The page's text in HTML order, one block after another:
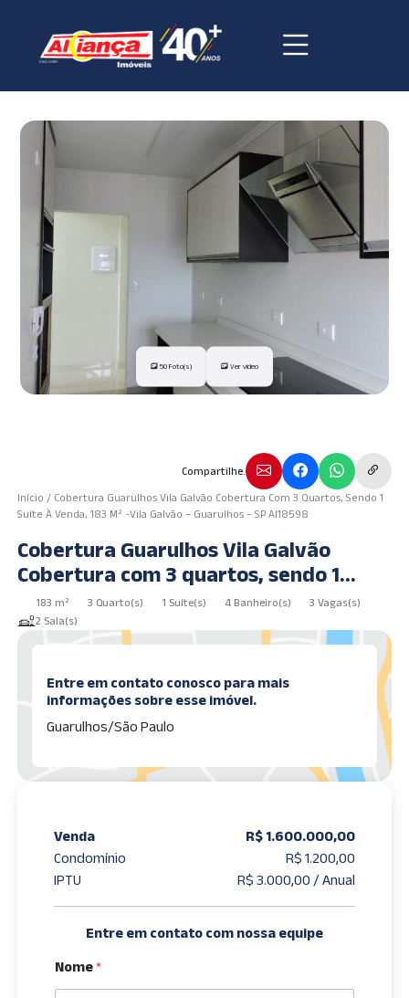
50 Foto(s) Ver vídeo
Compartilhe.
Início / Cobertura Guarulhos Vila Galvão Cobertura Com 3 Quartos, Sendo 1
Suíte À Venda, 183 M² -Vila Galvão – Guarulhos – SP AI18598
Cobertura Guarulhos Vila Galvão
Cobertura com 3 quartos, sendo 1
suíte à venda, 183 m² -Vila Galvão –
Guarulhos – SP AI18598
183 m² 3 Quarto(s) 1 Suíte(s) 4 Banheiro(s)
3 Vagas(s)
2 Sala(s)
Entre em contato conosco para mais
informações sobre esse imóvel.
Guarulhos/São Paulo
Venda
R$ 1.600.000,00
Condomínio
R$ 1.200,00
IPTU
R$ 3.000,00 / Anual
Entre em contato com nossa equipe
Nome*